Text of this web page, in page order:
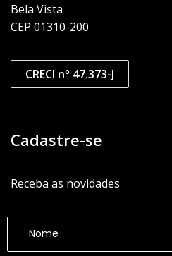
Bela Vista
CEP 01310-200
CRECI nº 47.373-J
Cadastre-se
Receba as novidades